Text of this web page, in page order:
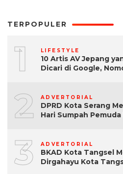
TERPOPULER
1 LIFESTYLE
10 Artis AV Jepang
Dicari di Google,
2 ADVERTORIAL
DPRD Kota Serang
Hari Sumpah
3 ADVERTORIAL
BKAD Kota Tangsel
Dirgahayu Kota